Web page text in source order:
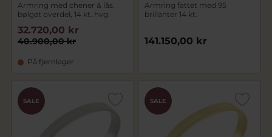
Armring med chener & lås,
bølget overdel, 14 kt. hvg.
40.900,00 kr
32.720,00 kr
På fjernlager
Armring fattet med 95
brillanter 14 kt.
141.150,00 kr
SALE SALE